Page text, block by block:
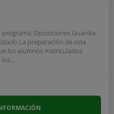
Oposiciones Guardia
La preparación de esta
los alumnos matriculados